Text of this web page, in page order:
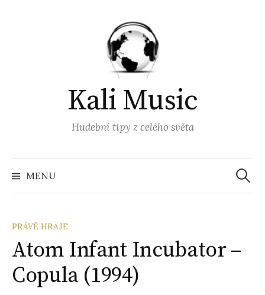
Kali Music
Hudební tipy z celého světa
MENU
PRÁVĚ HRAJE
Atom Infant Incubator –
Copula (1994)